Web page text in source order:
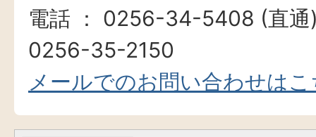
電話 ： 0256-34-5408 (直通
0256-35-2150
メールでのお問い合わせは